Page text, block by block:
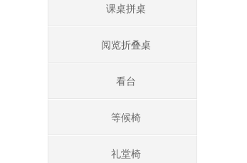
课桌拼桌
阅览折叠桌
看台
等候椅
礼堂椅